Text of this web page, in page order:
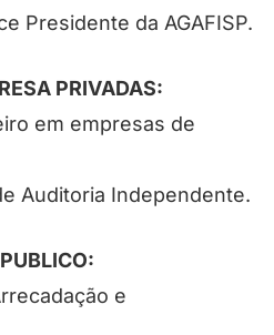
Presidente da AGAFISP.
PRIVADAS:
em empresas de
Auditoria Independente.
e